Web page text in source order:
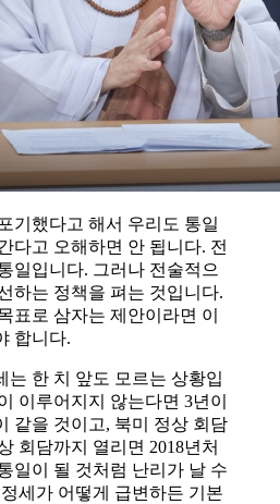
기했다고 해서 우리도 통일
다고 오해하면 안 됩니다. 전
일입니다. 그러나 전술적으
하는 정책을 펴는 것입니다.
표로 삼자는 제안이라면 이
합니다.
는 한 치 앞도 모르는 상황입
이루어지지 않는다면 3년이
같을 것이고, 북미 정상 회담
회담까지 열리면 2018년처
일이 될 것처럼 난리가 날 수
세가 어떻게 급변하든 기본